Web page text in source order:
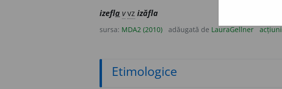
izefla vvz izăfla
sursa: MDA2 (2010) adăugată de LauraGellner acțiuni
Etimologice